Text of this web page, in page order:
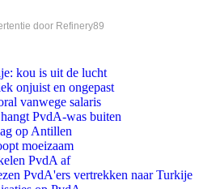
door Refinery89
kou is uit de lucht
onjuist en ongepast
vanwege salaris
PvdA-was buiten
op Antillen
moeizaam
PvdA af
PvdA'ers vertrekken naar Turkije